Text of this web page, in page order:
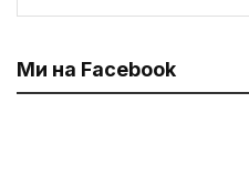
Ми на Facebook